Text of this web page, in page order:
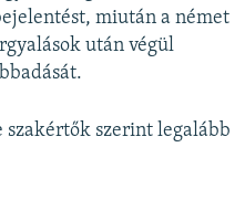
miután a német
után végül
szerint legalább